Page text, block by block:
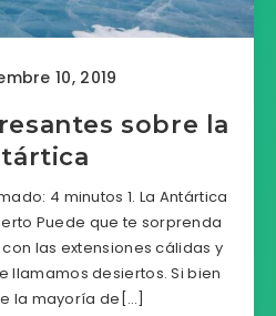
10, 2019
sobre la
4 minutos 1. La Antártica
Puede que te sorprenda
las extensiones cálidas y
llamamos desiertos. Si bien
la mayoría de[…]